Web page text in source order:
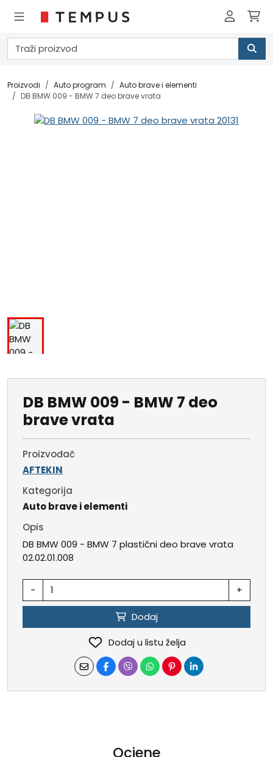
Proizvodi Auto program
Auto brave i elementi
DB BMW 009 - BMW 7 deo brave vrata
DB BMW 009 - BMW 7 deo
brave vrata
Proizvođač
AFTEKIN
Kategorija
Auto brave i elementi
Opis
DB BMW 009 - BMW 7 plastični deo brave vrata
02.02.01.008
- +
Dodaj
Dodaj u listu želja
Ocjene